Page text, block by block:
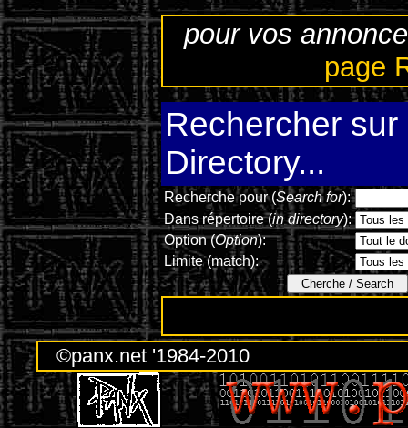
pour vos
page
Rechercher
Directory...
Recherche pour (Search for):
Dans répertoire (in directory):
Option (Option):
Limite (match):
©panx.net '1984-2010